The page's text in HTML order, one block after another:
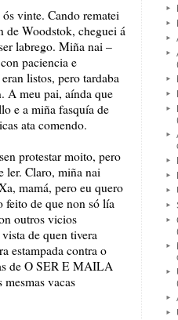
vinte. Cando rematei
de Woodstok, cheguei á
labrego. Miña nai –
paciencia e
listos, pero tardaba
A meu pai, aínda que
e a miña fasquía de
ata comendo.
protestar moito, pero
ler. Claro, miña nai
mamá, pero eu quero
feito de que non só lía
outros vicios
de quen tivera
estampada contra o
de O SER E MAILA
vacas